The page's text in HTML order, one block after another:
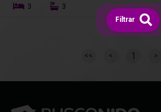
3 3
<< < 1 >
Filtrar